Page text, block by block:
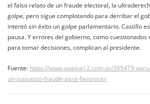
el falso relato de un fraude electoral, la
golpe, pero sigue complotando para derribar el
intentó sin éxito un golpe parlamentario. Castillo
pausa. Y errores del gobierno, como
para tomar decisiones, complican al presidente.
Fuente: https://www.pagina12.com.ar/395479-
un-supuesto-fraude-para-favorecer